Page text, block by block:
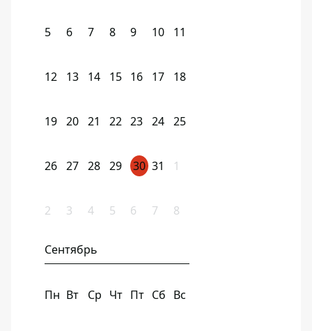
5 6 7 8 9 10 11
12 13 14 15 16 17 18
19 20 21 22 23 24 25
26 27 28 29 30 31 1
2 3 4 5 6 7 8
Сентябрь
Пн Вт Ср Чт Пт Сб Вс